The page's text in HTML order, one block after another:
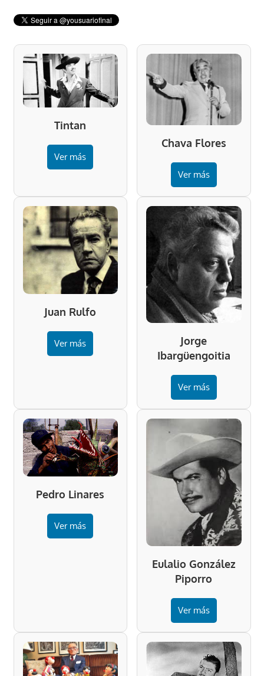
Tintan
Ver más
Chava Flores
Ver más
Juan Rulfo
Ver más
Jorge
Ibargüengoitia
Ver más
Pedro Linares
Ver más
Eulalio González
Piporro
Ver más